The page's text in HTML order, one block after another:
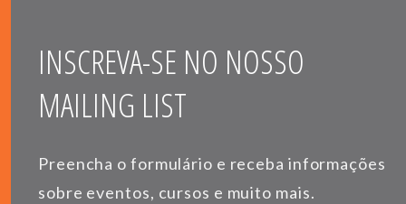
INSCREVA-SE NO NOSSO
MAILING LIST
Preencha o formulário e receba informações
sobre eventos, cursos e muito mais.